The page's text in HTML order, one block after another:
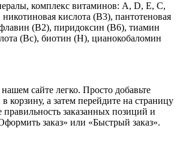
комплекс витаминов: А, D, Е, С,
кислота (В3), пантотеновая
(В2), пиридоксин (В6), тиамин
(Вс), биотин (Н), цианокобаломин
сайте легко. Просто добавьте
корзину, а затем перейдите на страницу
правильность заказанных позиций и
заказ» или «Быстрый заказ».